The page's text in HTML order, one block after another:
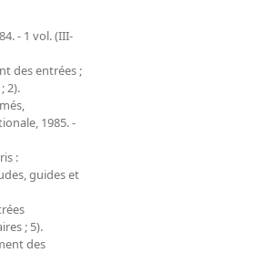
- 1 vol. (III-
des entrées ;
2).
1985. -
:
guides et
; 5).
des